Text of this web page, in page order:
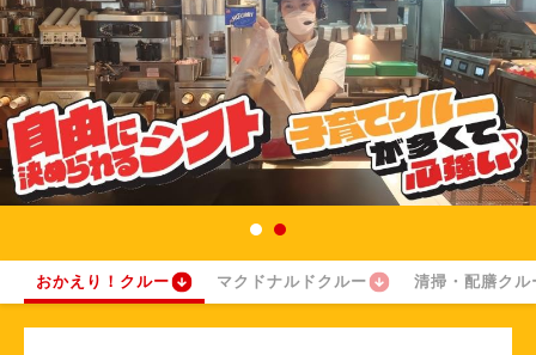
おかえり！クルー マクドナルドクルー 清掃・配膳クル